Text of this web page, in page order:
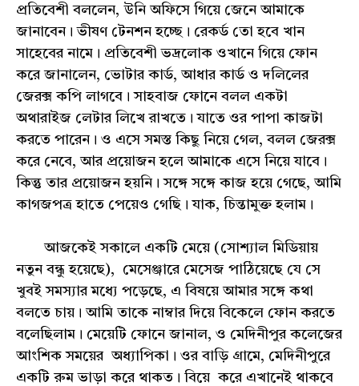
প্রতিবেশী বললেন, উনি অফিসে গিয়ে জেনে আমাকে
জানাবেন। ভীষণ টেনশন হচ্ছে। রেকর্ড তো হবে খান
সাহেবের নামে। প্রতিবেশী ভদ্রলোক ওখানে গিয়ে ফোন
করে জানালেন, ভোটার কার্ড, আধার কার্ড ও দলিলের
জেরক্স কপি লাগবে। সাহবাজ ফোনে বলল একটা
অথারাইজ লেটার লিখে রাখতে। যাতে ওর পাপা কাজটা
করতে পারেন। ও এসে সমস্ত কিছু নিয়ে গেল, বলল জেরক্স
করে নেবে, আর প্রয়োজন হলে আমাকে এসে নিয়ে যাবে।
কিন্তু তার প্রয়োজন হয়নি। সঙ্গে সঙ্গে কাজ হয়ে গেছে, আমি
কাগজপত্র হাতে পেয়েও গেছি। যাক, চিন্তামুক্ত হলাম।
আজকেই সকালে একটি মেয়ে (সোশ্যাল মিডিয়ায়
নতুন বন্ধু হয়েছে), মেসেঞ্জারে মেসেজ পাঠিয়েছে যে সে
খুবই সমস্যার মধ্যে পড়েছে, এ বিষয়ে আমার সঙ্গে কথা
বলতে চায়। আমি তাকে নাম্বার দিয়ে বিকেলে ফোন করতে
বলেছিলাম। মেয়েটি ফোনে জানাল, ও মেদিনীপুর কলেজের
আংশিক সময়ের অধ্যাপিকা। ওর বাড়ি গ্রামে, মেদিনীপুরে
একটি রুম ভাড়া করে থাকত। বিয়ে করে এখানেই থাকবে